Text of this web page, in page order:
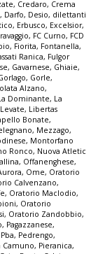
, Credaro, Crema
, Darfo, Desio, dilettanti
, Erbusco, Excelsior,
, FC Curno, FCD
, Fiorita, Fontanella,
Ranica, Fulgor
, Gavarnese, Ghiaie,
, Gorle,
Alzano,
Dominante, La
Levate, Libertas
Bonate,
, Mezzago,
, Montorfano
Ronco, Nuova Atletic
, Offanenghese,
, Ome, Oratorio
Calvenzano,
, Oratorio Maclodio,
, Oratorio
, Oratorio Zandobbio,
, Pagazzanese,
Pba, Pedrengo,
Camuno, Pieranica,